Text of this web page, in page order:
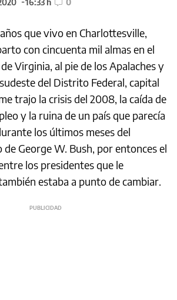
16:33 h 0
que vivo en Charlottesville,
con cincuenta mil almas en el
Virginia, al pie de los Apalaches y
del Distrito Federal, capital
trajo la crisis del 2008, la caída de
y la ruina de un país que parecía
los últimos meses del
George W. Bush, por entonces el
los presidentes que le
estaba a punto de cambiar.